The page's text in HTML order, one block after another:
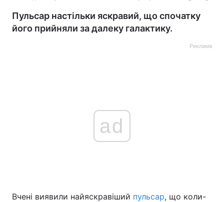
Пульсар настільки яскравий, що спочатку
його прийняли за далеку галактику.
Реклама
ad
Вчені виявили найяскравіший пульсар, що коли-